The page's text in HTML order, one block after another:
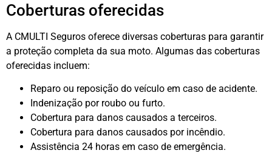
Coberturas oferecidas
A CMULTI Seguros oferece diversas coberturas para garantir
a proteção completa da sua moto. Algumas das coberturas
oferecidas incluem:
Reparo ou reposição do veículo em caso de acidente.
Indenização por roubo ou furto.
Cobertura para danos causados ​​a terceiros.
Cobertura para danos causados ​​por incêndio.
Assistência 24 horas em caso de emergência.